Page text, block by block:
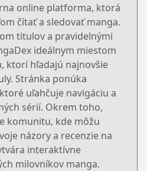
online platforma, ktorá
čítať a sledovať manga.
titulov a pravidelnými
ideálnym miestom
ktorí hľadajú najnovšie
Stránka ponúka
uľahčuje navigáciu a
sérií. Okrem toho,
komunitu, kde môžu
názory a recenzie na
interaktívne
milovníkov manga.